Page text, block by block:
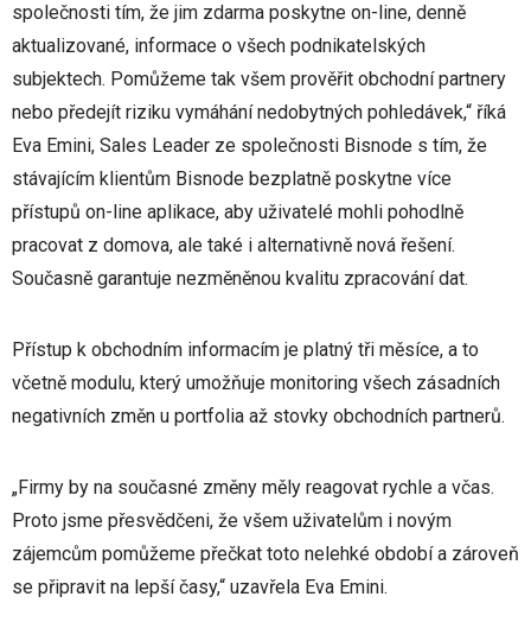
společnosti tím, že jim zdarma poskytne on-line, denně
aktualizované, informace o všech podnikatelských
subjektech. Pomůžeme tak všem prověřit obchodní partnery
nebo předejít riziku vymáhání nedobytných pohledávek,“ říká
Eva Emini, Sales Leader ze společnosti Bisnode s tím, že
stávajícím klientům Bisnode bezplatně poskytne více
přístupů on-line aplikace, aby uživatelé mohli pohodlně
pracovat z domova, ale také i alternativně nová řešení.
Současně garantuje nezměněnou kvalitu zpracování dat.
Přístup k obchodním informacím je platný tři měsíce, a to
včetně modulu, který umožňuje monitoring všech zásadních
negativních změn u portfolia až stovky obchodních partnerů.
„Firmy by na současné změny měly reagovat rychle a včas.
Proto jsme přesvědčeni, že všem uživatelům i novým
zájemcům pomůžeme přečkat toto nelehké období a zároveň
se připravit na lepší časy,“ uzavřela Eva Emini.